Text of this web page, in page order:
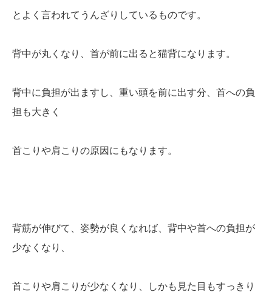
とよく言われてうんざりしているものです。
背中が丸くなり、首が前に出ると猫背になります。
背中に負担が出ますし、重い頭を前に出す分、首への負
担も大きく
首こりや肩こりの原因にもなります。
背筋が伸びて、姿勢が良くなれば、背中や首への負担が
少なくなり、
首こりや肩こりが少なくなり、しかも見た目もすっきり